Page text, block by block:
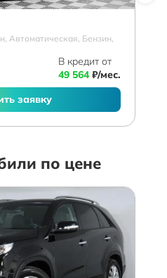
Автоматическая, Бензин,
В кредит от
49 564₽/мес.
заявку
по цене